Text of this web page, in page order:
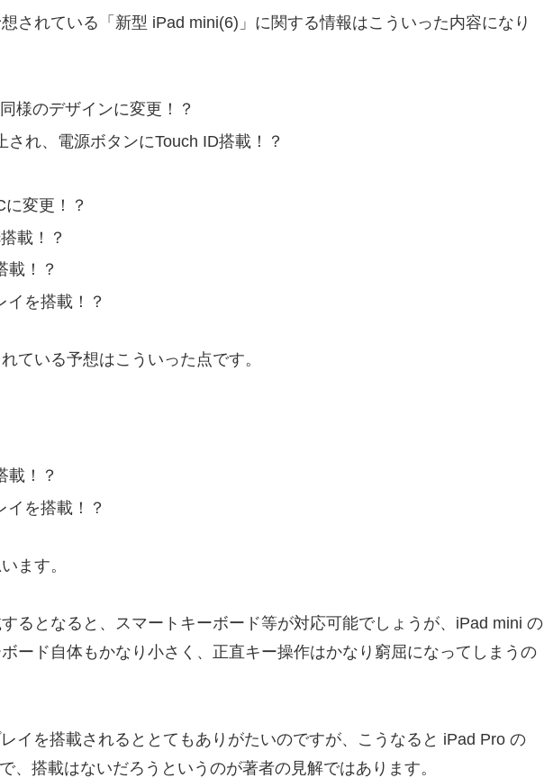
されている「新型 iPad mini(6)」に関する情報はこういった内容になり
様のデザインに変更！？
され、電源ボタンにTouch ID搭載！？
変更！？
載！？
載！？
イを搭載！？
ている予想はこういった点です。
載！？
イを搭載！？
ます。
るとなると、スマートキーボード等が対応可能でしょうが、iPad mini の
ード自体もかなり小さく、正直キー操作はかなり窮屈になってしまうの
イを搭載されるととてもありがたいのですが、こうなると iPad Pro の
、搭載はないだろうというのが著者の見解ではあります。